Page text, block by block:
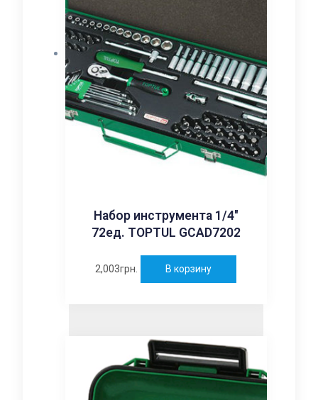
Набор инструмента 1/4″
72ед. TOPTUL GCAD7202
2,003грн. В корзину